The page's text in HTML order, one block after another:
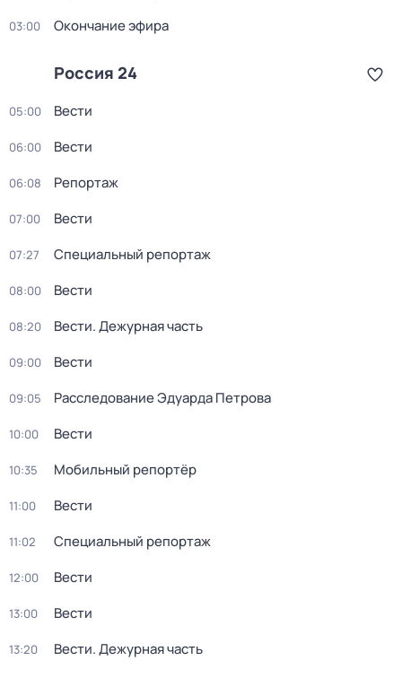
03:00 Окончание эфира
Россия 24
05:00 Вести
06:00 Вести
06:08 Репортаж
07:00 Вести
07:27 Специальный репортаж
08:00 Вести
08:20 Вести. Дежурная часть
09:00 Вести
09:05 Расследование Эдуарда Петрова
10:00 Вести
10:35 Мобильный репортёр
11:00 Вести
11:02 Специальный репортаж
12:00 Вести
13:00 Вести
13:20 Вести. Дежурная часть